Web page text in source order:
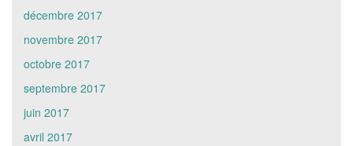
décembre 2017
novembre 2017
octobre 2017
septembre 2017
juin 2017
avril 2017